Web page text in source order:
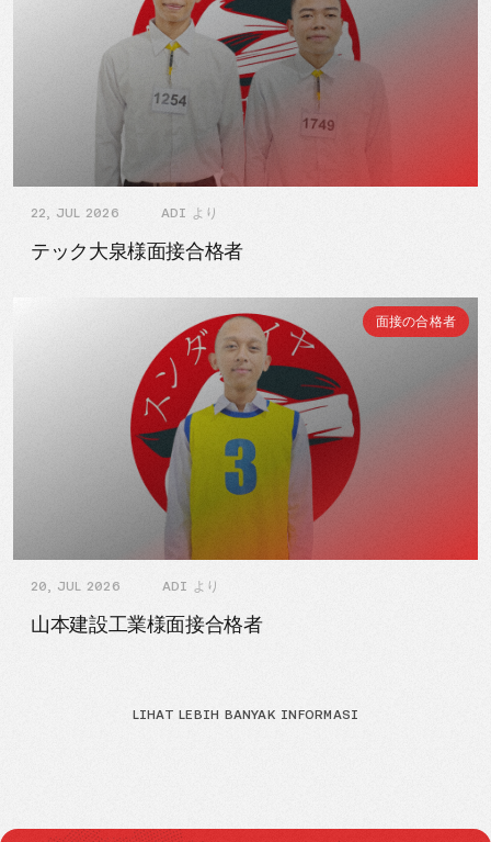
22, JUL 2026 ADI より
テック大泉様面接合格者
面接の合格者
20, JUL 2026 ADI より
山本建設工業様面接合格者
LIHAT LEBIH BANYAK INFORMASI